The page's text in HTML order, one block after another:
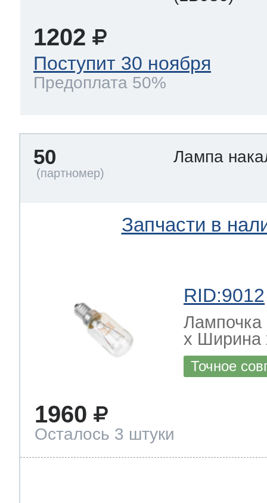
1202
Поступит 30 ноября
Предоплата 50%
50 Лампа
Запчасти в
RID:9012
Лампочка
х Ширина
Точное
1960
Осталось 3 штуки